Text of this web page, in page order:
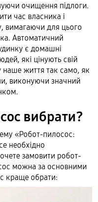
очищення підлоги.
час власника і
вимагаючи для цього
Автоматичний
є домашні
які цінують свій
наше життя так само, як
виконуючи значний
вибрати?
«Робот-пилосос:
необхідно
замовити робот-
можна за основними
краще обрати: